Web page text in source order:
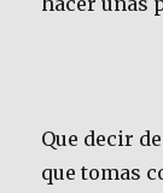
Que decir
que tomas